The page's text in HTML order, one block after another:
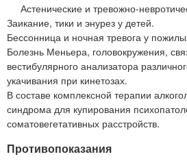
Астенические и тревожно-
Заикание, тики и энурез у детей.
Бессонница и ночная тревога у
Болезнь Меньера, головокружения,
вестибулярного анализатора
укачивания при кинетозах.
В составе комплексной терапии
синдрома для купирования
соматовегетативных расстройств.
Противопоказания